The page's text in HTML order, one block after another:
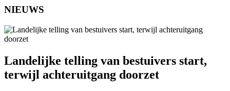
NIEUWS
Landelijke telling van bestuivers start,
terwijl achteruitgang doorzet